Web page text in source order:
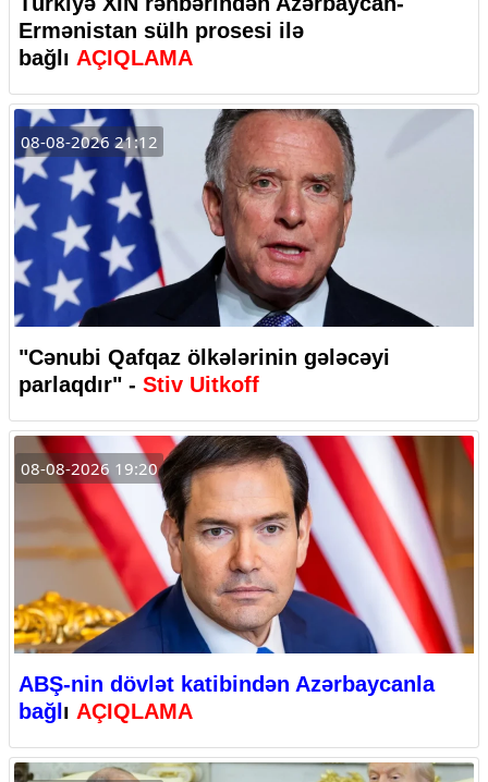
Ermənistan sülh prosesi ilə
bağlı AÇIQLAMA
08-08-2026 21:12
"Cənubi Qafqaz ölkələrinin gələcəyi
parlaqdır" - Stiv Uitkoff
08-08-2026 19:20
ABŞ-nin dövlət katibindən Azərbaycanla
bağlı AÇIQLAMA